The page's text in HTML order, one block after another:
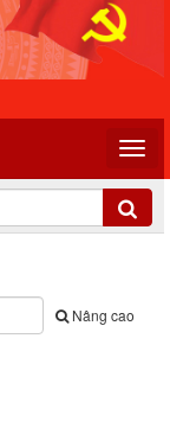
Nâng cao